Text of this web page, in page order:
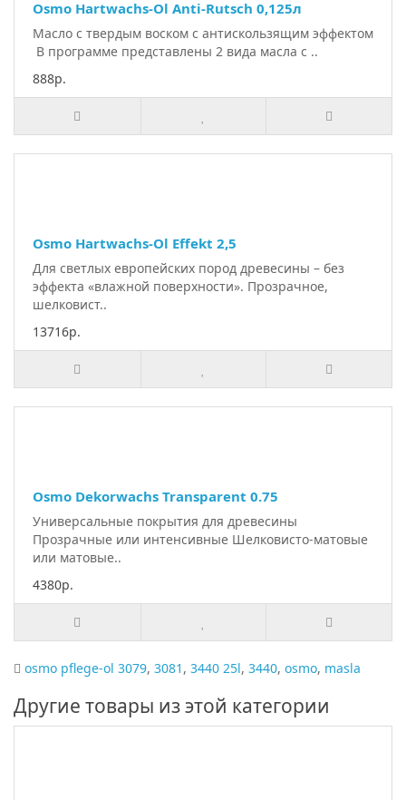
Osmo Hartwachs-Ol Anti-Rutsch 0,125л
Масло с твердым воском с антискользящим эффектом
В программе представлены 2 вида масла с ..
888р.
Osmo Hartwachs-Ol Effekt 2,5
Для светлых европейских пород древесины – без
эффекта «влажной поверхности». Прозрачное,
шелковист..
13716р.
Osmo Dekorwachs Transparent 0.75
Универсальные покрытия для древесины
Прозрачные или интенсивные Шелковисто-матовые
или матовые..
4380р.
osmo pflege-ol 3079, 3081 , 3440 25l, 3440, osmo, masla
Другие товары из этой категории